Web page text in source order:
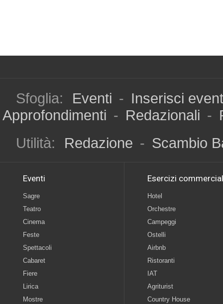
Sfoglia: Eventi - Inserisci
Approfondimenti - Redazionali -
Utilità:
Redazione - Scambio
Eventi
Sagre
Teatro
Cinema
Feste
Spettacoli
Cabaret
Fiere
Lirica
Mostre
Esercizi
Hotel
Orchestre
Campeggi
Ostelli
Airbnb
Ristoranti
IAT
Agriturist
Country House